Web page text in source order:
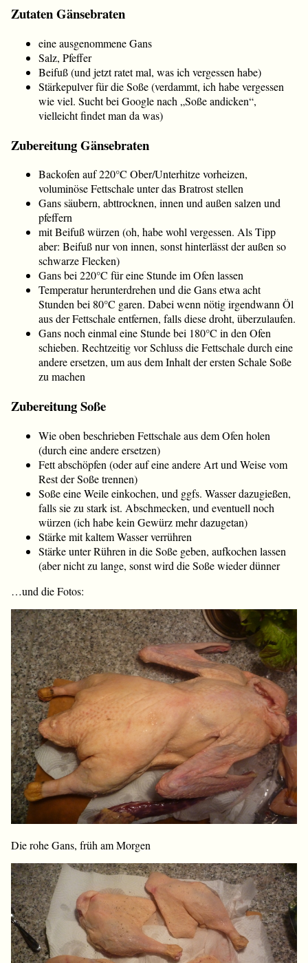
Zutaten Gänsebraten
eine ausgenommene Gans
Salz, Pfeffer
Beifuß (und jetzt ratet mal, was ich vergessen habe)
Stärkepulver für die Soße (verdammt, ich habe vergessen
wie viel. Sucht bei Google nach „Soße andicken“,
vielleicht findet man da was)
Zubereitung Gänsebraten
Backofen auf 220°C Ober/Unterhitze vorheizen,
voluminöse Fettschale unter das Bratrost stellen
Gans säubern, abttrocknen, innen und außen salzen und
pfeffern
mit Beifuß würzen (oh, habe wohl vergessen. Als Tipp
aber: Beifuß nur von innen, sonst hinterlässt der außen so
schwarze Flecken)
Gans bei 220°C für eine Stunde im Ofen lassen
Temperatur herunterdrehen und die Gans etwa acht
Stunden bei 80°C garen. Dabei wenn nötig irgendwann Öl
aus der Fettschale entfernen, falls diese droht, überzulaufen.
Gans noch einmal eine Stunde bei 180°C in den Ofen
schieben. Rechtzeitig vor Schluss die Fettschale durch eine
andere ersetzen, um aus dem Inhalt der ersten Schale Soße
zu machen
Zubereitung Soße
Wie oben beschrieben Fettschale aus dem Ofen holen
(durch eine andere ersetzen)
Fett abschöpfen (oder auf eine andere Art und Weise vom
Rest der Soße trennen)
Soße eine Weile einkochen, und ggfs. Wasser dazugießen,
falls sie zu stark ist. Abschmecken, und eventuell noch
würzen (ich habe kein Gewürz mehr dazugetan)
Stärke mit kaltem Wasser verrühren
Stärke unter Rühren in die Soße geben, aufkochen lassen
(aber nicht zu lange, sonst wird die Soße wieder dünner
…und die Fotos:
Die rohe Gans, früh am Morgen